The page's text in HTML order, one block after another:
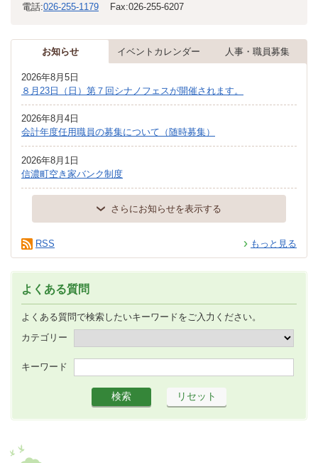
電話:026-255-1179 Fax:026-255-6207
お知らせ イベントカレンダー 人事・職員募集
2026年8月5日
８月23日（日）第７回シナノフェスが開催されます。
2026年8月4日
会計年度任用職員の募集について（随時募集）
2026年8月1日
信濃町空き家バンク制度
さらにお知らせを表示する
もっと見る
RSS
よくある質問
よくある質問で検索したいキーワードをご入力ください。
カテゴリー
キーワード